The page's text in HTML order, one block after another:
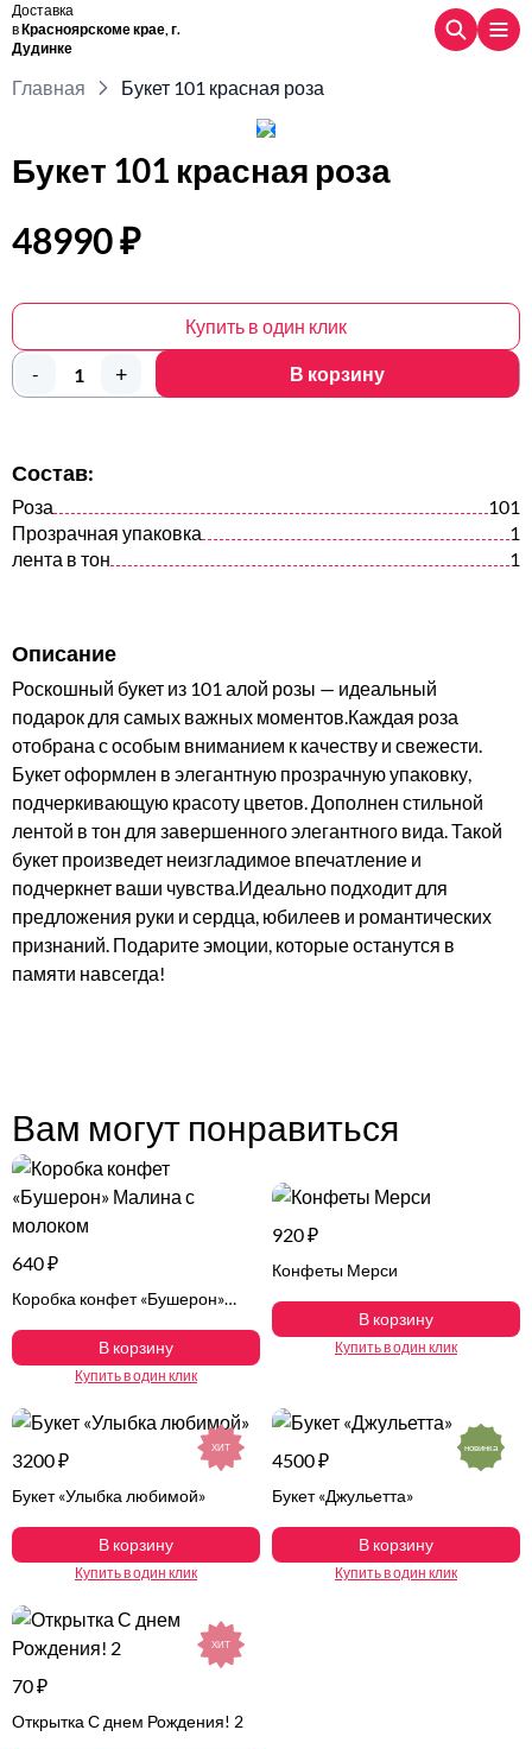
Доставка
вКрасноярскоме крае, г.
Дудинке
Главная Букет 101 красная роза
Букет 101 красная роза
48990 ₽
Купить в один клик
- + В корзину
Состав:
Роза
101
Прозрачная упаковка
1
лента в тон
1
Описание
Роскошный букет из 101 алой розы — идеальный
подарок для самых важных моментов.Каждая роза
отобрана с особым вниманием к качеству и свежести.
Букет оформлен в элегантную прозрачную упаковку,
подчеркивающую красоту цветов. Дополнен стильной
лентой в тон для завершенного элегантного вида. Такой
букет произведет неизгладимое впечатление и
подчеркнет ваши чувства.Идеально подходит для
предложения руки и сердца, юбилеев и романтических
признаний. Подарите эмоции, которые останутся в
памяти навсегда!
Вам могут понравиться
640 ₽
Коробка конфет «Бушерон»
Купить в один клик
В корзину
920 ₽
Конфеты Мерси
Купить в один клик
В корзину
3200 ₽
Букет «Улыбка любимой»
Купить в один клик
В корзину
ХИТ
4500 ₽
Букет «Джульетта»
Купить в один клик
В корзину
новинка
70 ₽
Открытка С днем Рождения! 2
ХИТ